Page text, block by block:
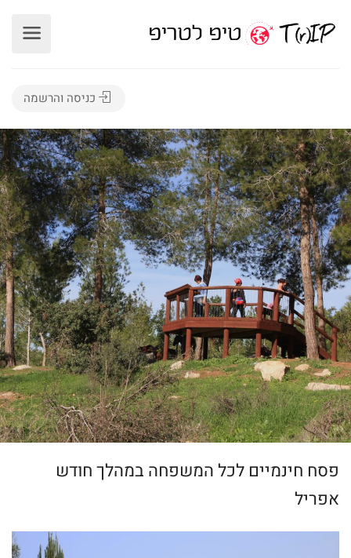
כניסה והרשמה
פסח חינמיים לכל המשפחה במהלך חודש
אפריל